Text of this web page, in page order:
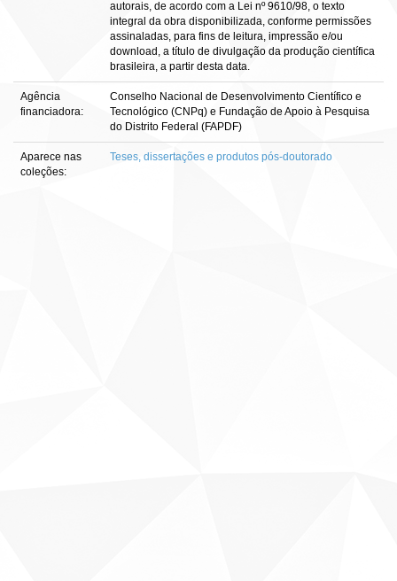
autorais, de acordo com a Lei nº 9610/98, o texto
integral da obra disponibilizada, conforme permissões
assinaladas, para fins de leitura, impressão e/ou
download, a título de divulgação da produção científica
brasileira, a partir desta data.
Agência
financiadora:
Conselho Nacional de Desenvolvimento Científico e
Tecnológico (CNPq) e Fundação de Apoio à Pesquisa
do Distrito Federal (FAPDF)
Aparece nas
coleções:
Teses, dissertações e produtos pós-doutorado